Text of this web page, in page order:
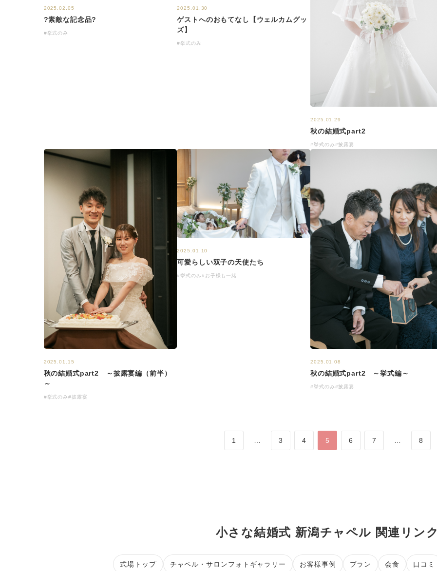
2025.02.05
?素敵な記念品?
#挙式のみ
2025.01.30
ゲストへのおもてなし【ウェルカムグッ
ズ】
#挙式のみ
2025.01.29
秋の結婚式part2
#挙式のみ#披露宴
2025.01.15
秋の結婚式part2 ～披露宴編（前半）
～
#挙式のみ#披露宴
2025.01.10
可愛らしい双子の天使たち
#挙式のみ#お子様も一緒
2025.01.08
秋の結婚式part2 ～挙式編～
#挙式のみ#披露宴
1 3 4 5 6 7 8
小さな結婚式 新潟チャペル 関連リンク
式場トップ チャペル・サロンフォトギャラリー お客様事例 プラン 会食 口コミ